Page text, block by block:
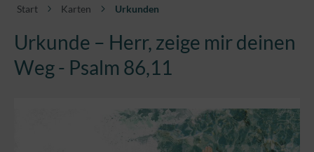
Start Karten Urkunden
Urkunde – Herr, zeige mir deinen
Weg - Psalm 86,11